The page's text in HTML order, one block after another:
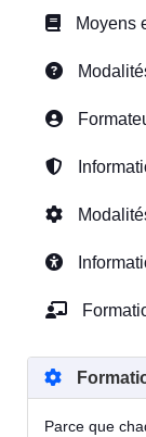
Moyens
Parce que